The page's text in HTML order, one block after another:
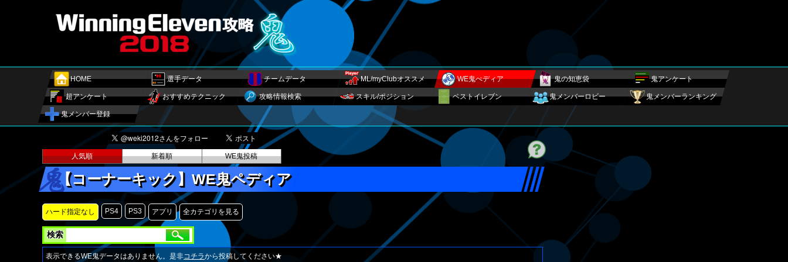
HOME 選手データ チームデータ ML/myClubオススメ WE鬼ぺディア 鬼の知恵袋 鬼アンケート
超アンケート おすすめテクニック 攻略情報検索 スキル/ポジション ベストイレブン 鬼メンバーロビー 鬼メンバーランキング
鬼メンバー登録
人気順 新着順 WE鬼投稿
【コーナーキック】WE鬼ペディア
ハード指定なし PS4 PS3 アプリ 全カテゴリを見る
検索
表示できるWE鬼データはありません。是非コチラから投稿してください★